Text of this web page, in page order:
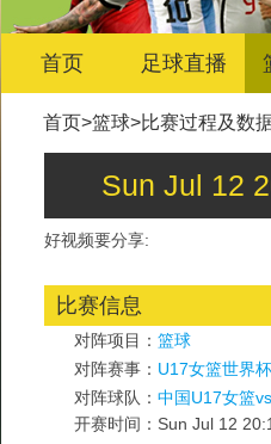
首页 足球直播
首页>篮球>比赛过程及数
Sun Jul 12
好视频要分享:
比赛信息
对阵项目： 篮球
对阵赛事： U17女篮世界杯
对阵球队： 中国U17女篮
开赛时间：Sun Jul 12